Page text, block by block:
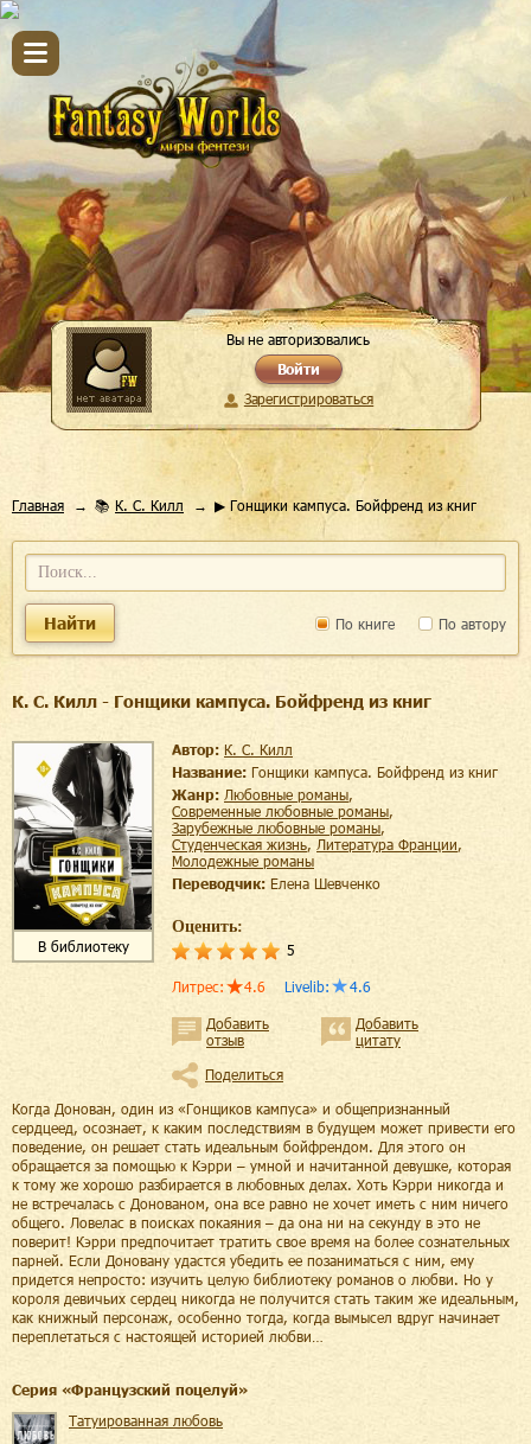
Вы не авторизовались
Войти
Зарегистрироваться
Главная 📚 К. С. Килл ▶ Гонщики кампуса. Бойфренд из книг
По книге По автору
Найти
К. С. Килл - Гонщики кампуса. Бойфренд из книг
В библиотеку
Автор: К. С. Килл
Название: Гонщики кампуса. Бойфренд из книг
Жанр:
любовные романы,
современные любовные романы,
зарубежные любовные романы,
студенческая жизнь, литература Франции,
молодежные романы
Переводчик: Елена Шевченко
Оценить:
5
Литрес: 4.6 Livelib: 4.6
Добавить
отзыв
Добавить
цитату
Поделиться
Когда Донован, один из «Гонщиков кампуса» и общепризнанный
сердцеед, осознает, к каким последствиям в будущем может привести его
поведение, он решает стать идеальным бойфрендом. Для этого он
обращается за помощью к Кэрри – умной и начитанной девушке, которая
к тому же хорошо разбирается в любовных делах. Хоть Кэрри никогда и
не встречалась с Донованом, она все равно не хочет иметь с ним ничего
общего. Ловелас в поисках покаяния – да она ни на секунду в это не
поверит! Кэрри предпочитает тратить свое время на более сознательных
парней. Если Доновану удастся убедить ее позаниматься с ним, ему
придется непросто: изучить целую библиотеку романов о любви. Но у
короля девичьих сердец никогда не получится стать таким же идеальным,
как книжный персонаж, особенно тогда, когда вымысел вдруг начинает
переплетаться с настоящей историей любви…
Cерия «Французский поцелуй»
Татуированная любовь